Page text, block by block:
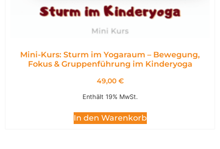
Mini-Kurs: Sturm im Yogaraum – Bewegung,
Fokus & Gruppenführung im Kinderyoga
49,00 €
Enthält 19% MwSt.
In den Warenkorb